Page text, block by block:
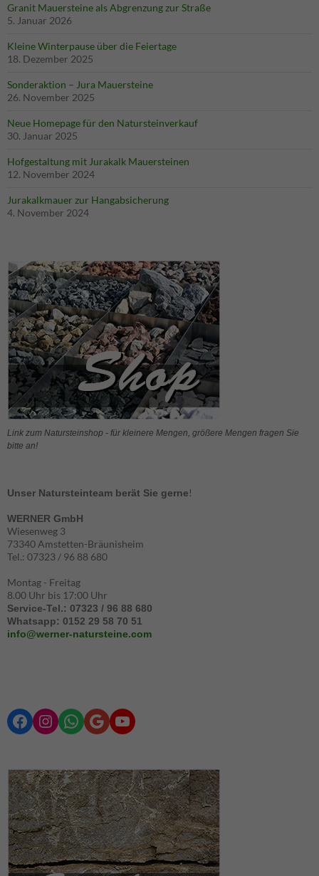
Granit Mauersteine als Abgrenzung zur Straße
5. Januar 2026
Kleine Winterpause über die Feiertage
18. Dezember 2025
Sonderaktion – Jura Mauersteine
26. November 2025
Neue Homepage für den Natursteinverkauf
30. Januar 2025
Hofgestaltung mit Jurakalk Mauersteinen
12. November 2024
Jurakalkmauer zur Hangabsicherung
4. November 2024
Link zum Natursteinshop - für kleinere Mengen, größere Mengen fragen Sie
bitte an!
Unser Natursteinteam berät Sie gerne!
WERNER GmbH
Wiesenweg 3
73340 Amstetten-Bräunisheim
Tel.: 07323 / 96 88 680
Montag - Freitag
8.00 Uhr bis 17:00 Uhr
Service-Tel.: 07323 / 96 88 680
Whatsapp: 0152 29 58 70 51
info@werner-natursteine.com
Facebook Instagram WhatsApp Google YouTube
Notwendig
Statistik
Diese
Cookies
helfen der
Funktionaliät
und Struktur
der Seite,
indem sie
schauen,
wie die Seite
- werden